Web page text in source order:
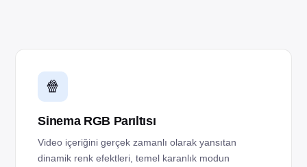
🍿
Sinema RGB Parıltısı
Video içeriğini gerçek zamanlı olarak yansıtan
dinamik renk efektleri, temel karanlık modun